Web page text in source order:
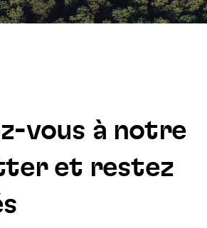
vous à notre
et restez